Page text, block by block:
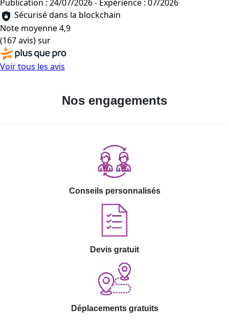
Publication : 24/07/2026- Expérience : 07/2026
Sécurisé dans la blockchain
Note moyenne4,9
(167 avis)sur
Voir tous les avis
Nos engagements
Conseils personnalisés
Devis gratuit
Déplacements gratuits